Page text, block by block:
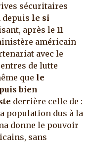
sécuritaires
depuis le si
après le 11
américain
avec le
de lutte
que le
bien
derrière celle de :
population dus à la
donne le pouvoir
sans